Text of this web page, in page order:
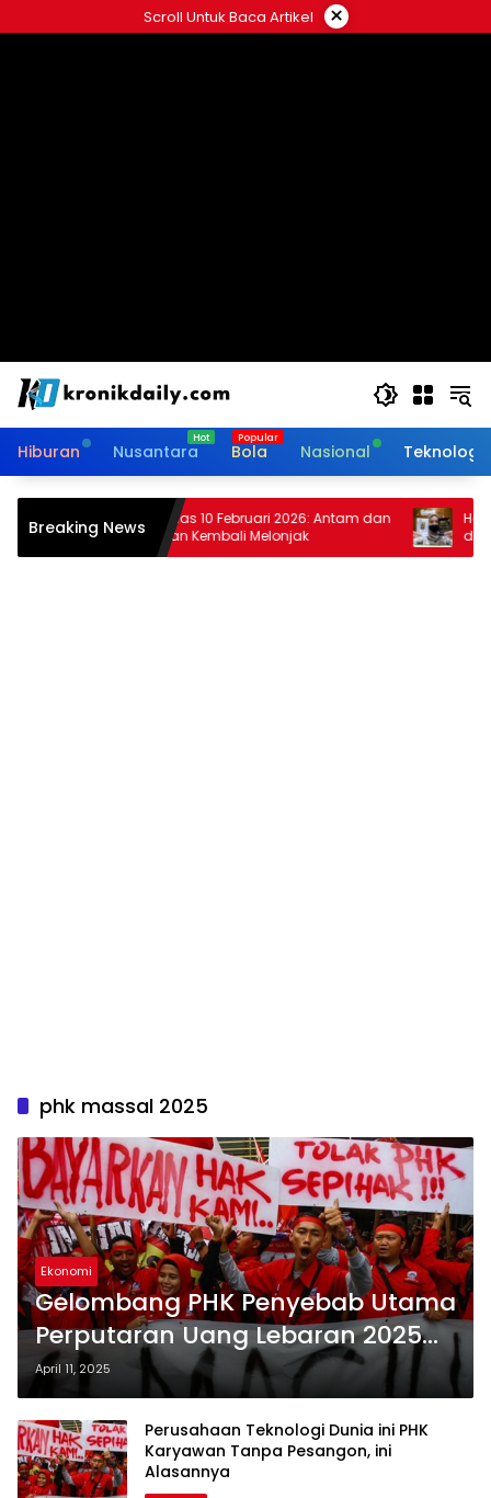
ke
Scroll Untuk Baca Artikel ×
Hiburan Nusantara Bola Nasional Teknologi
Breaking News
Harga Emas 10 Februari 2026: Antam dan
Pegadaian Kembali Melonjak
Harga
dan
phk massal 2025
Ekonomi
Gelombang PHK Penyebab Utama
Perputaran Uang Lebaran 2025
Anjlok
April 11, 2025
Perusahaan Teknologi Dunia ini PHK
Karyawan Tanpa Pesangon, ini
Alasannya